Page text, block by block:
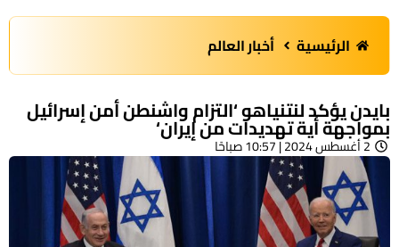
الرئيسية أخبار العالم
بايدن يؤكد لنتنياهو ‘التزام واشنطن أمن إسرائيل
بمواجهة أية تهديدات من إيران‘
2 أغسطس 2024 | 10:57 صباحًا